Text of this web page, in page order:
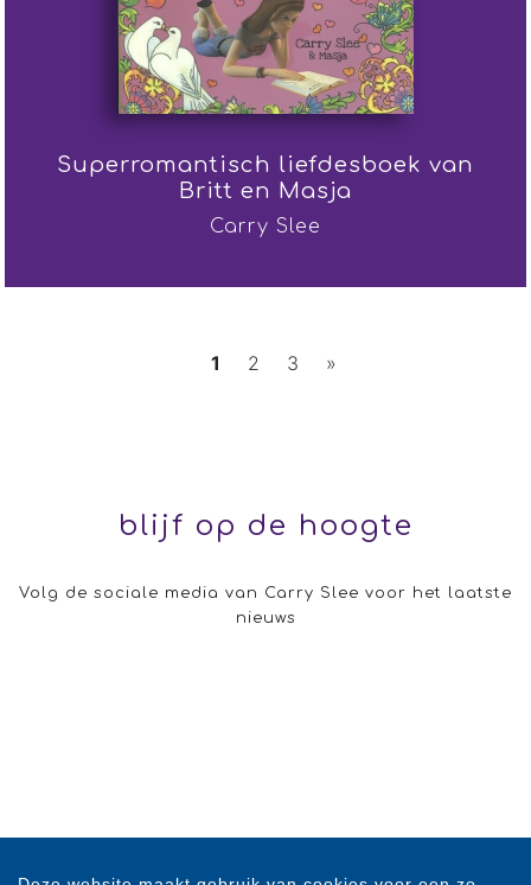
Superromantisch liefdesboek van
Britt en Masja
Carry Slee
1 2 3 »
blijf op de hoogte
Volg de sociale media van Carry Slee voor het laatste
nieuws